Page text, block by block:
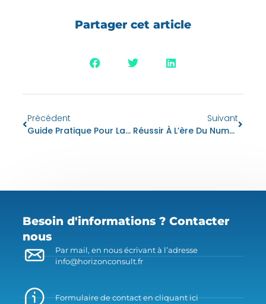
Partager cet article
Précédent
Guide Pratique Pour La Mise En Place D’un Projet Logiciel ERP : Étapes Clés, Conseils Et Meilleures Pratiques
Suivant
Réussir À L’ère Du Numérique : Comment Dynamics 365 Transforme Les Entreprises Avec Ses Capacités ERP De Pointe
Besoin d'informations ? Contacter
nous
Par mail, en nous écrivant à l’adresse
info@horizonconsult.fr
Formulaire de contact en cliquant ici